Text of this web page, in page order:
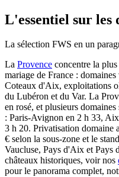
L'essentiel sur les
La sélection FWS en un
La Provence concentre la
mariage de France :
Coteaux d'Aix, exploitations
du Lubéron et du Var. La
en rosé, et plusieurs
: Paris-Avignon en 2 h 33,
3 h 20. Privatisation domaine
€ selon la sous-zone et le
Vaucluse, Pays d'Aix et Pays
châteaux historiques, voir nos
pour le panorama complet,